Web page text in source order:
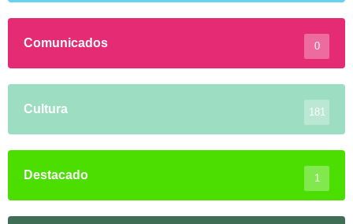
Comunicados 0
Cultura 181
Destacado 1